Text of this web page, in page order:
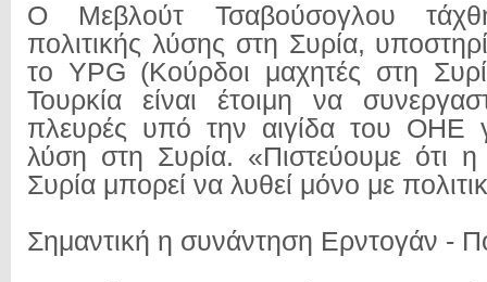
Ο Μεβλούτ Τσαβούσογλου
πολιτικής λύσης στη Συρία,
το YPG (Κούρδοι μαχητές στη
Τουρκία είναι έτοιμη να
πλευρές υπό την αιγίδα του ΟΗΕ
λύση στη Συρία. «Πιστεύουμε ότι
Συρία μπορεί να λυθεί μόνο με
Σημαντική η συνάντηση Ερντογάν -